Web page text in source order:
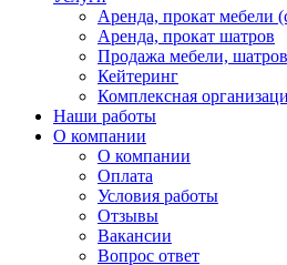
Аренда, прокат мебели
Аренда, прокат шатров
Продажа мебели,
Кейтеринг
Комплексная
Наши работы
О компании
О компании
Оплата
Условия работы
Отзывы
Вакансии
Вопрос ответ